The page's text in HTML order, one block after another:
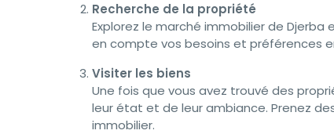
Recherche de la propriété
Explorez le marché immobilier de
en compte vos besoins et préférences
Visiter les biens
Une fois que vous avez trouvé des
leur état et de leur ambiance. Prenez
immobilier.